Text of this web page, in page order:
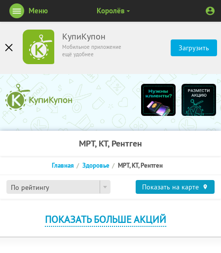
КупиКупон
Мобильное приложение
ещё удобнее
Загрузить
Меню Королёв
МРТ, КТ, Рентген
По рейтингу
Главная Здоровье МРТ, КТ, Рентген
Показать на карте
ПОКАЗАТЬ БОЛЬШЕ АКЦИЙ